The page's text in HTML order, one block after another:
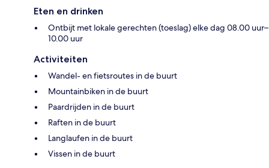
Eten en drinken
Ontbijt met lokale gerechten (toeslag) elke dag 08.00 uur–
10.00 uur
Activiteiten
Wandel- en fietsroutes in de buurt
Mountainbiken in de buurt
Paardrijden in de buurt
Raften in de buurt
Langlaufen in de buurt
Vissen in de buurt